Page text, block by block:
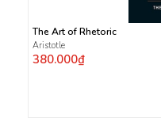
The Art of Rhetoric
Aristotle
380.000₫